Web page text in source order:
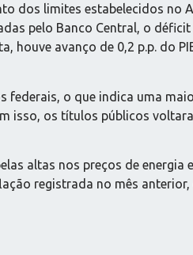
dos limites estabelecidos no
pelo Banco Central, o
houve avanço de 0,2 p.p. do
o que indica uma
isso, os títulos públicos
altas nos preços de
registrada no mês